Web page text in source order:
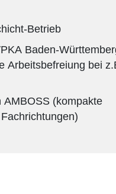
Betrieb
Baden-
Arbeitsbefreiung bei
AMBOSS (kompakte